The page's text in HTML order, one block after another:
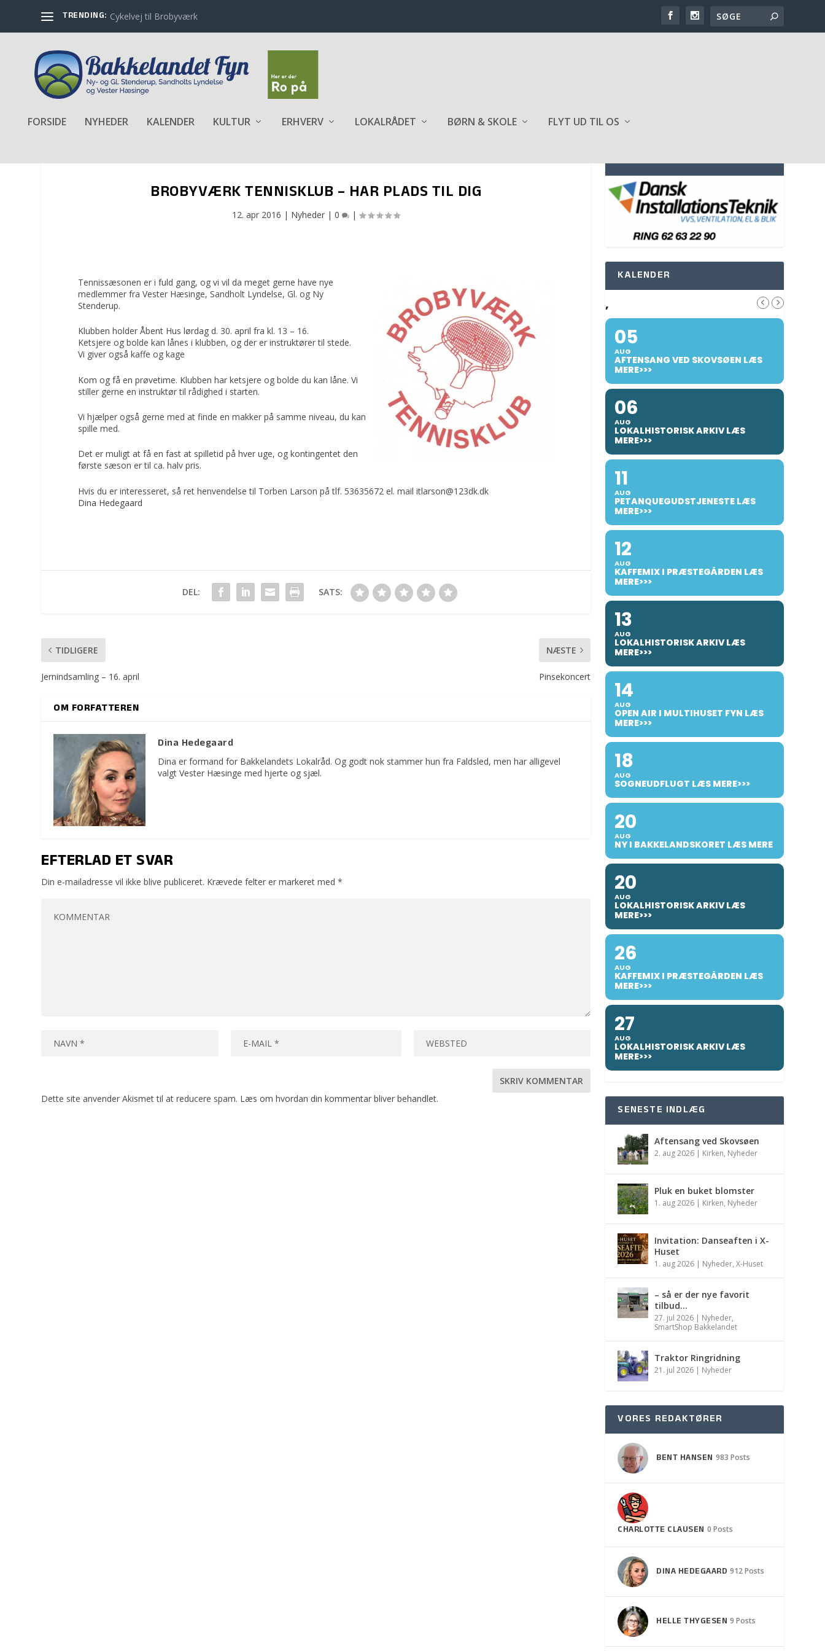
TRENDING: Cykelvej til Brobyværk
FORSIDE NYHEDER KALENDER KULTUR ERHVERV LOKALRÅDET BØRN & SKOLE FLYT UD TIL OS
BROBYVÆRK TENNISKLUB – HAR PLADS TIL DIG
12. apr 2016 | Nyheder |0 |
Tennissæsonen er i fuld gang, og vi vil da meget gerne have nye
medlemmer fra Vester Hæsinge, Sandholt Lyndelse, Gl. og Ny
Stenderup.
Klubben holder Åbent Hus lørdag d. 30. april fra kl. 13 – 16.
Ketsjere og bolde kan lånes i klubben, og der er instruktører til stede.
Vi giver også kaffe og kage
Kom og få en prøvetime. Klubben har ketsjere og bolde du kan låne. Vi
stiller gerne en instruktør til rådighed i starten.
Vi hjælper også gerne med at finde en makker på samme niveau, du kan
spille med.
Det er muligt at få en fast at spilletid på hver uge, og kontingentet den
første sæson er til ca. halv pris.
Hvis du er interesseret, så ret henvendelse til Torben Larson på tlf. 53635672 el. mail itlarson@123dk.dk
Dina Hedegaard
DEL: SATS:
TIDLIGERE
Jernindsamling – 16. april
NÆSTE
Pinsekoncert
OM FORFATTEREN
Dina Hedegaard
Dina er formand for Bakkelandets Lokalråd. Og godt nok stammer hun fra Faldsled, men har alligevel
valgt Vester Hæsinge med hjerte og sjæl.
EFTERLAD ET SVAR
Din e-mailadresse vil ikke blive publiceret. Krævede felter er markeret med*
Dette site anvender Akismet til at reducere spam. Læs om hvordan din kommentar bliver behandlet.
SPONSOR AF HJEMMESIDEN
KALENDER
,
05
AUG
AFTENSANG VED SKOVSØEN LÆS
MERE>>>
06
AUG
LOKALHISTORISK ARKIV LÆS
MERE>>>
11
AUG
PETANQUEGUDSTJENESTE LÆS
MERE>>>
12
AUG
KAFFEMIX I PRÆSTEGÅRDEN LÆS
MERE>>>
13
AUG
LOKALHISTORISK ARKIV LÆS
MERE>>>
14
AUG
OPEN AIR I MULTIHUSET FYN LÆS
MERE>>>
18
AUG
SOGNEUDFLUGT LÆS MERE>>>
20
AUG
NY I BAKKELANDSKORET LÆS MERE
20
AUG
LOKALHISTORISK ARKIV LÆS
MERE>>>
26
AUG
KAFFEMIX I PRÆSTEGÅRDEN LÆS
MERE>>>
27
AUG
LOKALHISTORISK ARKIV LÆS
MERE>>>
SENESTE INDLÆG
Aftensang ved Skovsøen
2. aug 2026 | Kirken, Nyheder
Pluk en buket blomster
1. aug 2026 | Kirken, Nyheder
Invitation: Danseaften i X-
Huset
1. aug 2026 | Nyheder,X-Huset
– så er der nye favorit
tilbud…
27. jul 2026 | Nyheder,
SmartShop Bakkelandet
Traktor Ringridning
21. jul 2026 | Nyheder
VORES REDAKTØRER
BENT HANSEN 983 Posts
CHARLOTTE CLAUSEN 0 Posts
DINA HEDEGAARD 912 Posts
HELLE THYGESEN 9 Posts